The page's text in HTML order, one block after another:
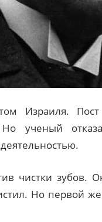
Израиля.
ученый
чистки зубов.
Но первой